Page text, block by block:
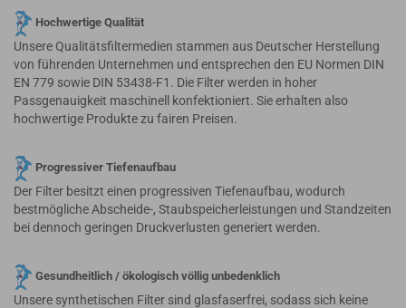
Hochwertige Qualität
Unsere Qualitätsfiltermedien stammen aus Deutscher Herstellung
von führenden Unternehmen und entsprechen den EU Normen DIN
EN 779 sowie DIN 53438-F1. Die Filter werden in hoher
Passgenauigkeit maschinell konfektioniert. Sie erhalten also
hochwertige Produkte zu fairen Preisen.
Progressiver Tiefenaufbau
Der Filter besitzt einen progressiven Tiefenaufbau, wodurch
bestmögliche Abscheide-, Staubspeicherleistungen und Standzeiten
bei dennoch geringen Druckverlusten generiert werden.
Gesundheitlich / ökologisch völlig unbedenklich
Unsere synthetischen Filter sind glasfaserfrei, sodass sich keine